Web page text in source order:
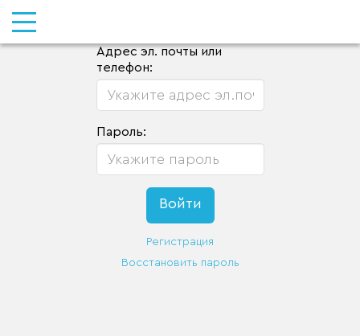
Адрес эл. почты или
телефон:
Пароль:
Регистрация
Восстановить пароль